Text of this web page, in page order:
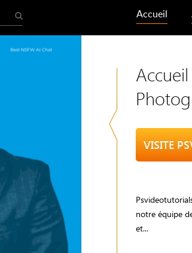
Accueil
VISITE
notre équipe
et...